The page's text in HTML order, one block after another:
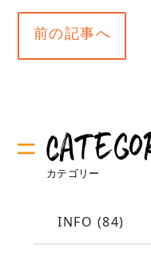
前の記事へ
INFO (84)